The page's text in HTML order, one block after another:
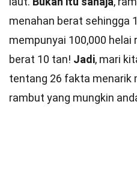
menahan berat sehingga
mempunyai 100,000 helai
berat 10 tan! Jadi, mari
tentang 26 fakta menarik
rambut yang mungkin